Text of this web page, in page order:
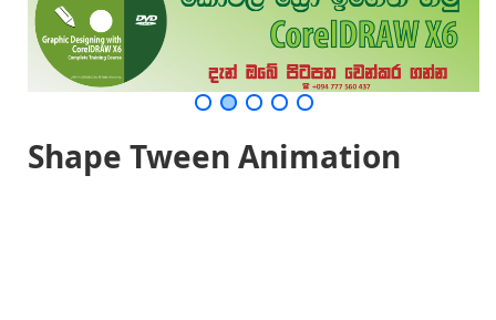
Shape Tween Animation